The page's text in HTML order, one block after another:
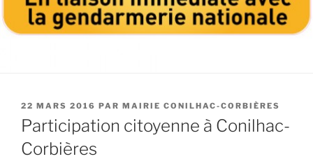
PUBLIÉ
LE
22 MARS 2016 PAR MAIRIE CONILHAC-CORBIÈRES
Participation citoyenne à Conilhac-
Corbières